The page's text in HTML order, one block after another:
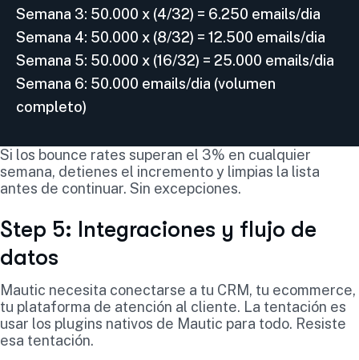
Semana 3: 50.000 x (4/32) = 6.250 emails/dia
Semana 4: 50.000 x (8/32) = 12.500 emails/dia
Semana 5: 50.000 x (16/32) = 25.000 emails/dia
Semana 6: 50.000 emails/dia (volumen
completo)
Si los bounce rates superan el 3% en cualquier
semana, detienes el incremento y limpias la lista
antes de continuar. Sin excepciones.
Step 5: Integraciones y flujo de
datos
Mautic necesita conectarse a tu CRM, tu ecommerce,
tu plataforma de atención al cliente. La tentación es
usar los plugins nativos de Mautic para todo. Resiste
esa tentación.